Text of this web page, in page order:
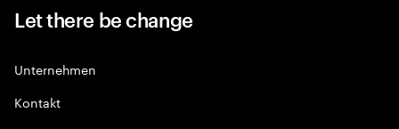
Let there be change
Unternehmen
Kontakt